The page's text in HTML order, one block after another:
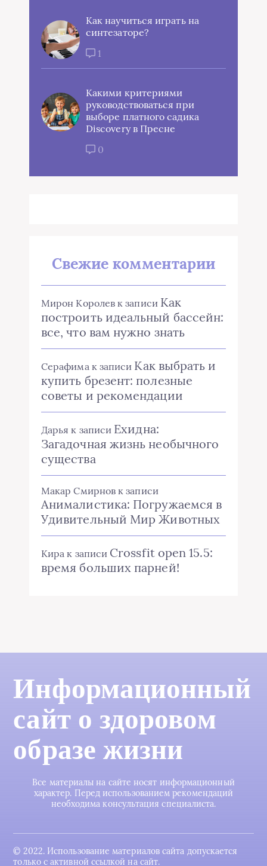
Как научиться играть на
синтезаторе?
1
Какими критериями
руководствоваться при
выборе платного садика
Discovery в Пресне
0
Свежие комментарии
Мирон Королев к записи Как
построить идеальный бассейн:
все, что вам нужно знать
Серафима к записи Как выбрать и
купить брезент: полезные
советы и рекомендации
Дарья к записи Ехидна:
Загадочная жизнь необычного
существа
Макар Смирнов к записи
Анималистика: Погружаемся в
Удивительный Мир Животных
Кира к записи Crossfit open 15.5:
время больших парней!
Информационный
сайт о здоровом
образе жизни
Все материалы на сайте носят информационный
характер. Перед использованием рекомендаций
необходима консультация специалиста.
© 2022. Использование материалов сайта допускается
только с активной ссылкой на сайт.